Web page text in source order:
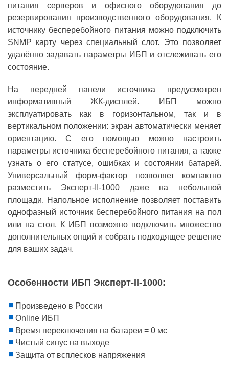
питания серверов и офисного оборудования до
резервирования производственного оборудования. К
источнику бесперебойного питания можно подключить
SNMP карту через специальный слот. Это позволяет
удалённо задавать параметры ИБП и отслеживать его
состояние.
На передней панели источника предусмотрен
информативный ЖК-дисплей. ИБП можно
эксплуатировать как в горизонтальном, так и в
вертикальном положении: экран автоматически меняет
ориентацию. С его помощью можно настроить
параметры источника бесперебойного питания, а также
узнать о его статусе, ошибках и состоянии батарей.
Универсальный форм-фактор позволяет компактно
разместить Эксперт-II-1000 даже на небольшой
площади. Напольное исполнение позволяет поставить
однофазный источник бесперебойного питания на пол
или на стол. К ИБП возможно подключить множество
дополнительных опций и собрать подходящее решение
для ваших задач.
Особенности ИБП Эксперт-II-1000:
Произведено в России
Online ИБП
Время переключения на батареи = 0 мс
Чистый синус на выходе
Защита от всплесков напряжения